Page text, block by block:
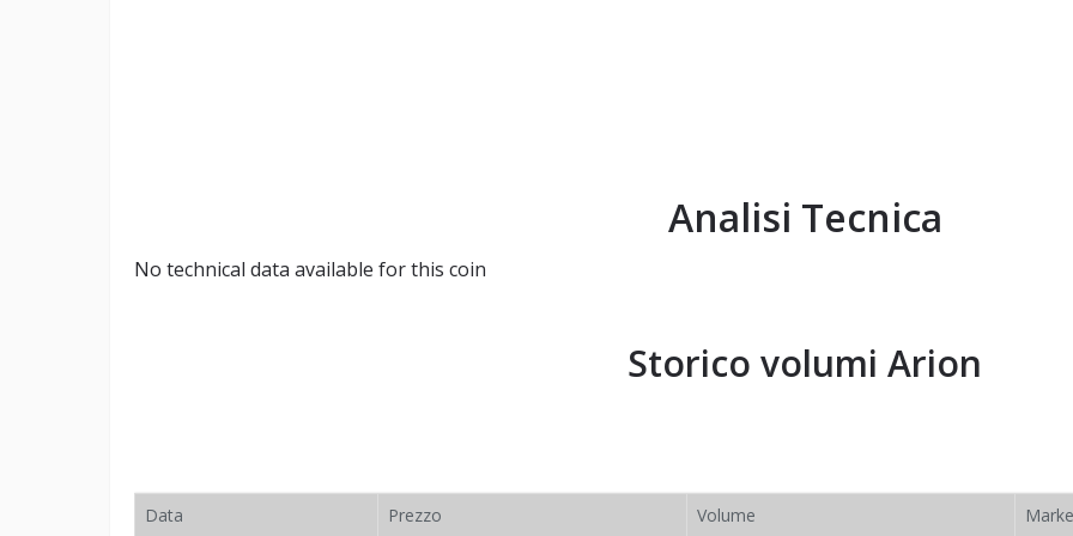
Analisi Tecnica
No technical data available for this coin
Storico volumi Arion
Data Prezzo Volume